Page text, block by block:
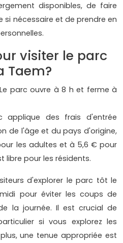
disponibles, de faire
si nécessaire et de prendre en
visiter le parc
Taem?
parc ouvre à 8 h et ferme à
applique des frais d'entrée
de l'âge et du pays d'origine,
les adultes et à 5,6 € pour
libre pour les résidents.
d'explorer le parc tôt le
pour éviter les coups de
la journée. Il est crucial de
si vous explorez les
une tenue appropriée est